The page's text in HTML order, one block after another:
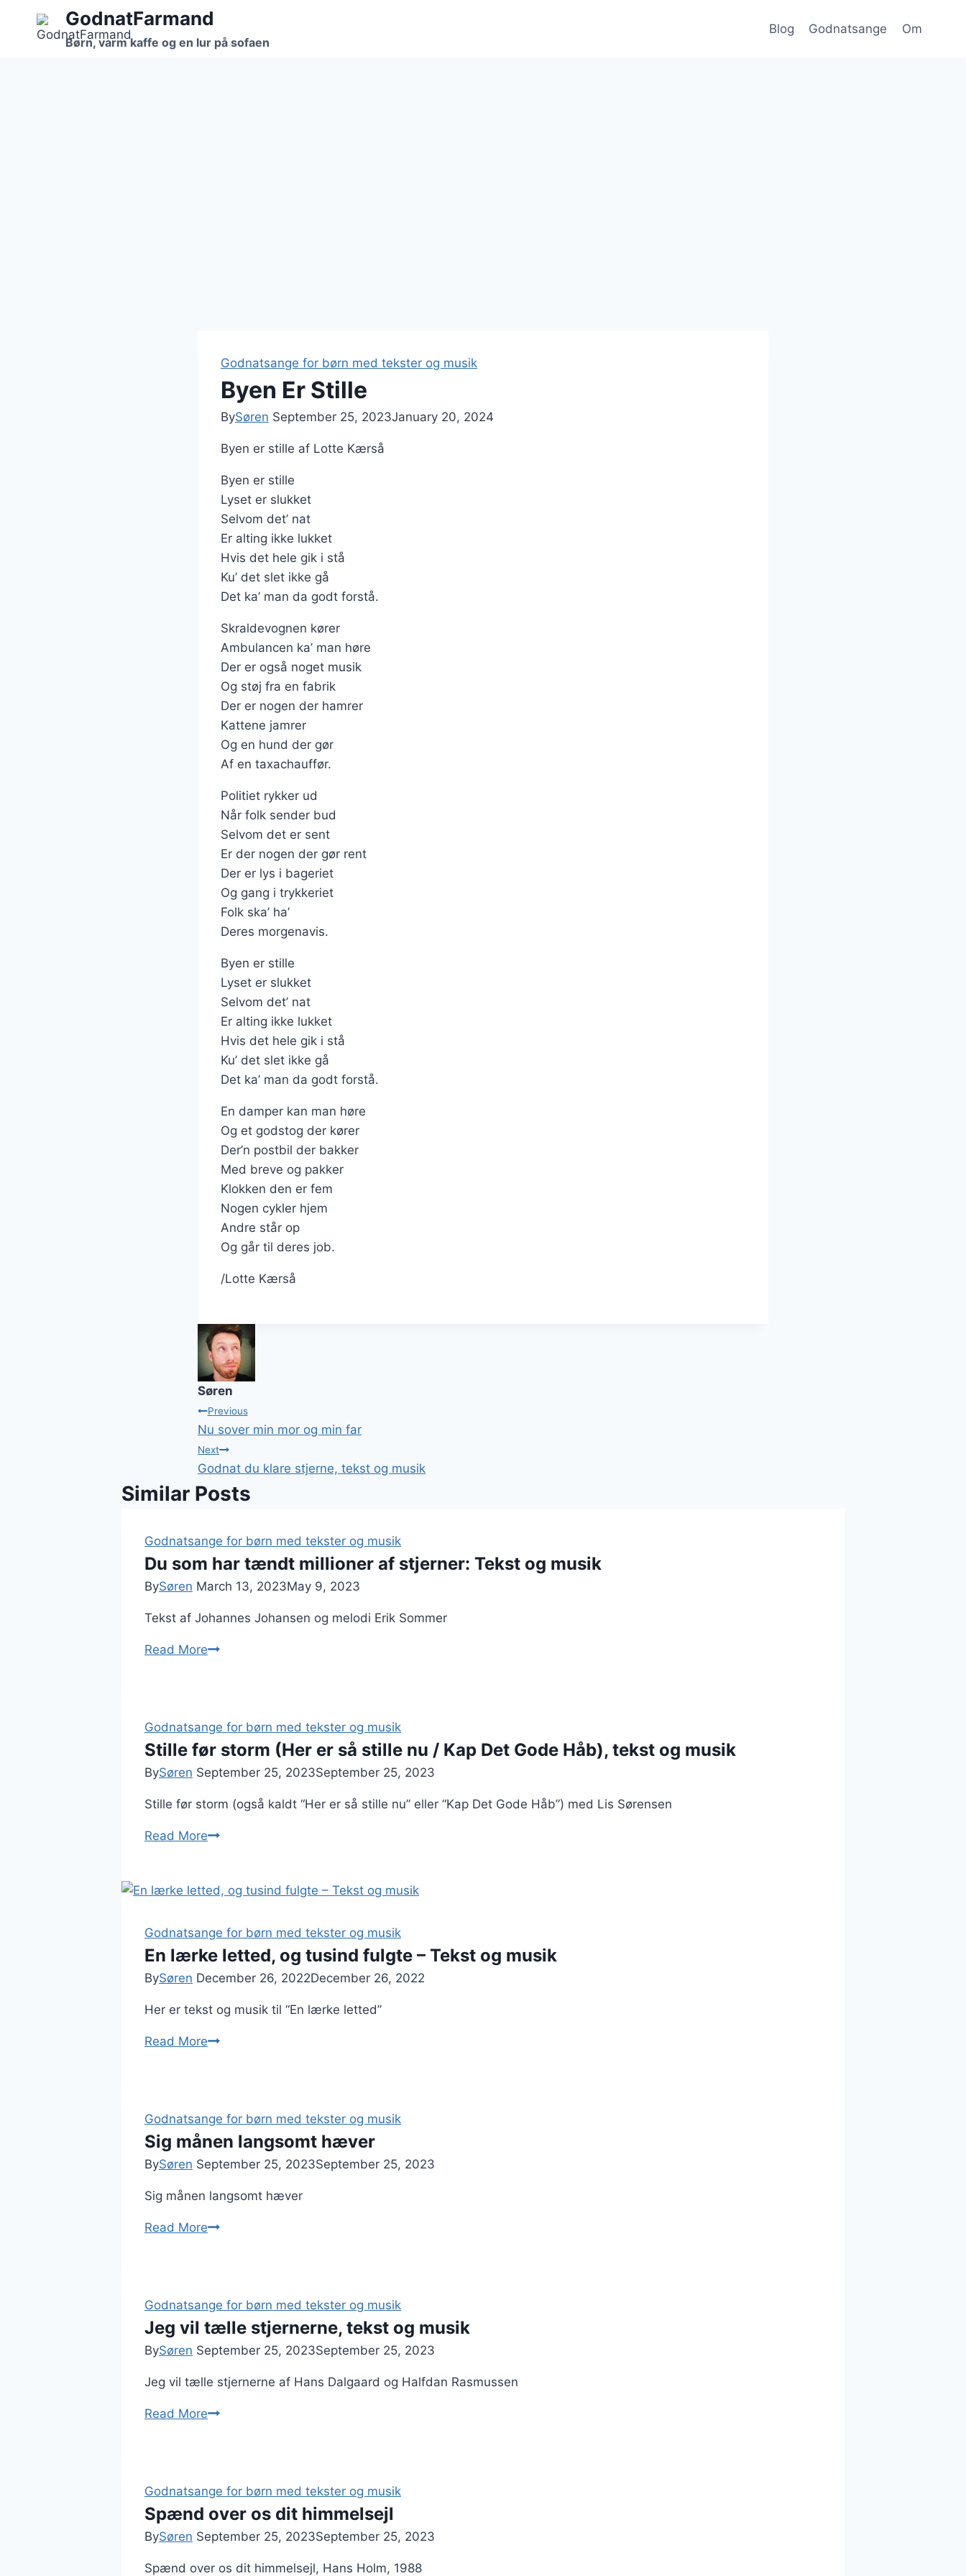
GodnatFarmand
Børn, varm kaffe og en lur på sofaen
Blog Godnatsange Om
Godnatsange for børn med tekster og musik
Byen Er Stille
BySøren September 25, 2023January 20, 2024
Byen er stille af Lotte Kærså
Byen er stille
Lyset er slukket
Selvom det’ nat
Er alting ikke lukket
Hvis det hele gik i stå
Ku’ det slet ikke gå
Det ka’ man da godt forstå.
Skraldevognen kører
Ambulancen ka’ man høre
Der er også noget musik
Og støj fra en fabrik
Der er nogen der hamrer
Kattene jamrer
Og en hund der gør
Af en taxachauffør.
Politiet rykker ud
Når folk sender bud
Selvom det er sent
Er der nogen der gør rent
Der er lys i bageriet
Og gang i trykkeriet
Folk ska’ ha’
Deres morgenavis.
Byen er stille
Lyset er slukket
Selvom det’ nat
Er alting ikke lukket
Hvis det hele gik i stå
Ku’ det slet ikke gå
Det ka’ man da godt forstå.
En damper kan man høre
Og et godstog der kører
Der’n postbil der bakker
Med breve og pakker
Klokken den er fem
Nogen cykler hjem
Andre står op
Og går til deres job.
/Lotte Kærså
Søren
Post
navigation
Previous
Nu sover min mor og min far
Next
Godnat du klare stjerne, tekst og musik
Similar Posts
Godnatsange for børn med tekster og musik
Du som har tændt millioner af stjerner: Tekst og musik
BySøren March 13, 2023May 9, 2023
Tekst af Johannes Johansen og melodi Erik Sommer
Read MoreDu
millioner
af
stjerner:
og
Godnatsange for børn med tekster og musik
Stille før storm (Her er så stille nu / Kap Det Gode Håb), tekst og musik
BySøren September 25, 2023September 25, 2023
Stille før storm (også kaldt “Her er så stille nu” eller “Kap Det Gode Håb”) med Lis Sørensen
Read MoreStille
(Her
så
stille
Kap
Gode
musik
Godnatsange for børn med tekster og musik
En lærke letted, og tusind fulgte – Tekst og musik
BySøren December 26, 2022December 26, 2022
Her er tekst og musik til “En lærke letted”
Read MoreEn
tusind
fulgte
og
Godnatsange for børn med tekster og musik
Sig månen langsomt hæver
BySøren September 25, 2023September 25, 2023
Sig månen langsomt hæver
Read MoreSig
Godnatsange for børn med tekster og musik
Jeg vil tælle stjernerne, tekst og musik
BySøren September 25, 2023September 25, 2023
Jeg vil tælle stjernerne af Hans Dalgaard og Halfdan Rasmussen
Read MoreJeg
tekst
og
musik
Godnatsange for børn med tekster og musik
Spænd over os dit himmelsejl
BySøren September 25, 2023September 25, 2023
Spænd over os dit himmelsejl, Hans Holm, 1988